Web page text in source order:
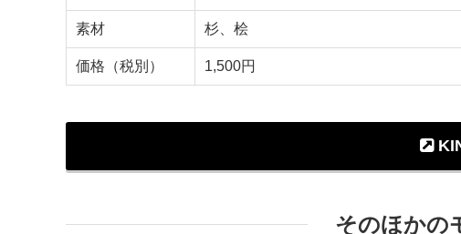
素材 杉、桧
価格（税別） 1,500円
そのほかの